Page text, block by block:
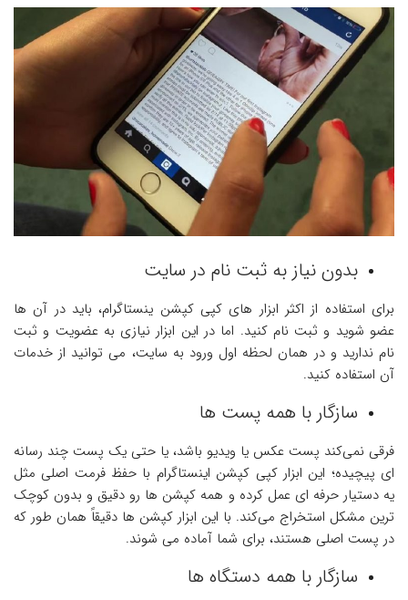
بدون نیاز به ثبت نام در سایت
برای استفاده از اکثر ابزار های کپی کپشن ینستاگرام، باید در آن ها
عضو شوید و ثبت نام کنید. اما در این ابزار نیازی به عضویت و ثبت
نام ندارید و در همان لحظه اول ورود به سایت، می توانید از خدمات
آن استفاده کنید.
سازگار با همه پست ‌ها
فرقی نمی‌کند پست عکس یا ویدیو باشد، یا حتی یک پست چند رسانه
‌ای پیچیده؛ این ابزار کپی کپشن اینستاگرام با حفظ فرمت اصلی مثل
یه دستیار حرفه ‌ای عمل کرده و همه کپشن‌ ها رو دقیق و بدون کوچک‌
ترین مشکل استخراج می‌کند. با این ابزار کپشن‌ ها دقیقاً همان‌ طور که
در پست اصلی هستند، برای شما آماده می ‌شوند.
سازگار با همه دستگاه ‌ها